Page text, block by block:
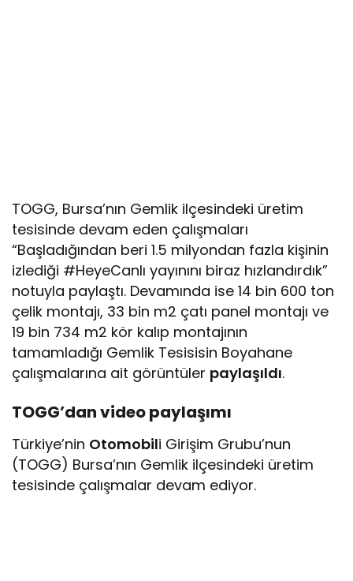
TOGG, Bursa’nın Gemlik ilçesindeki üretim
tesisinde devam eden çalışmaları
“Başladığından beri 1.5 milyondan fazla kişinin
izlediği #HeyeCanlı yayınını biraz hızlandırdık”
notuyla paylaştı. Devamında ise 14 bin 600 ton
çelik montajı, 33 bin m2 çatı panel montajı ve
19 bin 734 m2 kör kalıp montajının
tamamladığı Gemlik Tesisisin Boyahane
çalışmalarına ait görüntüler paylaşıldı.
TOGG’dan video paylaşımı
Türkiye’nin Otomobili Girişim Grubu’nun
(TOGG) Bursa’nın Gemlik ilçesindeki üretim
tesisinde çalışmalar devam ediyor.